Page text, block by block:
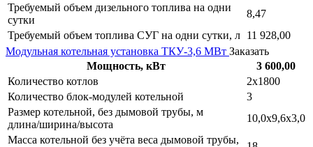
Требуемый объем дизельного топлива на одни
сутки
8,47
Требуемый объем топлива СУГ на одни сутки, л 11 928,00
Модульная котельная установка ТКУ-3,6 МВт Заказать
Мощность, кВт
3 600,00
Количество котлов
2х1800
Количество блок-модулей котельной
3
Размер котельной, без дымовой трубы, м
длина/ширина/высота
10,0х9,6х3,0
Масса котельной без учёта веса дымовой трубы,